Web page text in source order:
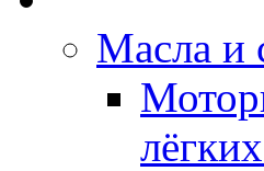
Масла и